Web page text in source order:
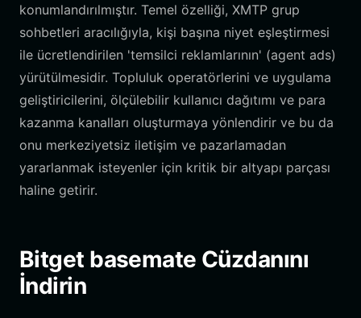
konumlandırılmıştır. Temel özelliği, XMTP grup
sohbetleri aracılığıyla, kişi başına niyet eşleştirmesi
ile ücretlendirilen 'temsilci reklamlarının' (agent ads)
yürütülmesidir. Topluluk operatörlerini ve uygulama
geliştiricilerini, ölçülebilir kullanıcı dağıtımı ve para
kazanma kanalları oluşturmaya yönlendirir ve bu da
onu merkeziyetsiz iletişim ve pazarlamadan
yararlanmak isteyenler için kritik bir altyapı parçası
haline getirir.
Bitget basemate Cüzdanını
İndirin